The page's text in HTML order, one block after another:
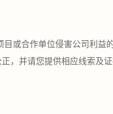
或合作单位侵害公司利益
，并请您提供相应线索及证